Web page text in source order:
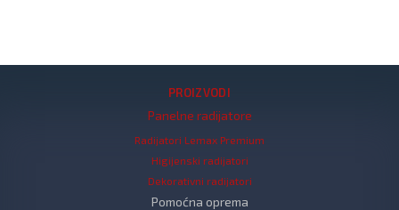
PROIZVODI
Panelne radijatore
Radijatori Lemax Premium
Higijenski radijatori
Dekorativni radijatori
Pomoćna oprema